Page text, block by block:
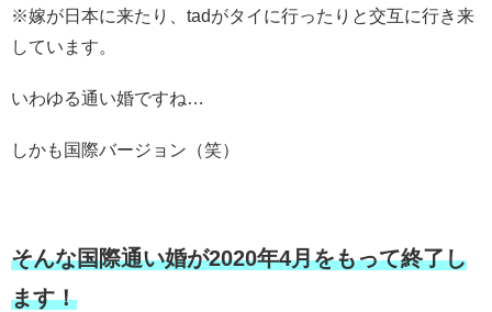
※嫁が日本に来たり、tadがタイに行ったりと交互に行き来
しています。
いわゆる通い婚ですね…
しかも国際バージョン（笑）
そんな国際通い婚が2020年4月をもって終了し
ます！